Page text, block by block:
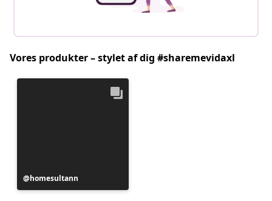
Vores produkter – stylet af dig #sharemevidaxl
Opslag
offentliggjort
homesultann